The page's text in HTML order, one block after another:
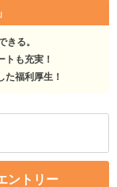
きる。
も充実！
福利厚生！
ントリー